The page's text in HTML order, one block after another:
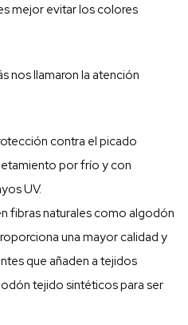
mejor evitar los colores
nos llamaron la atención
contra el picado
por frío y con
UV.
fibras naturales como algodón
una mayor calidad y
que añaden a tejidos
tejido sintéticos para ser